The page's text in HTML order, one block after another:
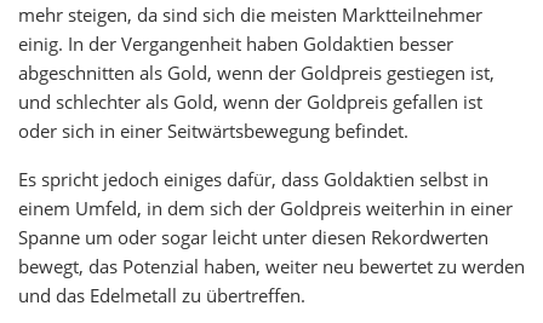
mehr steigen, da sind sich die meisten Marktteilnehmer
einig. In der Vergangenheit haben Goldaktien besser
abgeschnitten als Gold, wenn der Goldpreis gestiegen ist,
und schlechter als Gold, wenn der Goldpreis gefallen ist
oder sich in einer Seitwärtsbewegung befindet.
Es spricht jedoch einiges dafür, dass Goldaktien selbst in
einem Umfeld, in dem sich der Goldpreis weiterhin in einer
Spanne um oder sogar leicht unter diesen Rekordwerten
bewegt, das Potenzial haben, weiter neu bewertet zu werden
und das Edelmetall zu übertreffen.